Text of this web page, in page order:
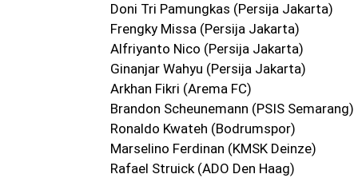
Doni Tri Pamungkas (Persija Jakarta)
Frengky Missa (Persija Jakarta)
Alfriyanto Nico (Persija Jakarta)
Ginanjar Wahyu (Persija Jakarta)
Arkhan Fikri (Arema FC)
Brandon Scheunemann (PSIS Semarang)
Ronaldo Kwateh (Bodrumspor)
Marselino Ferdinan (KMSK Deinze)
Rafael Struick (ADO Den Haag)